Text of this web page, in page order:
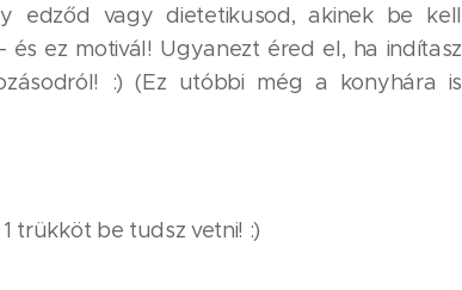
edződ vagy dietetikusod, akinek be kell
ez motivál! Ugyanezt éred el, ha indítasz
:) (Ez utóbbi még a konyhára is
trükköt be tudsz vetni! :)